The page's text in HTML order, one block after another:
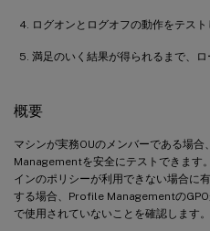
ログオンとログオフの動作をテスト
満足のいく結果が得られるまで、ロ
概要
マシンが実務OUのメンバーである場
Managementを安全にテストできます
インのポリシーが利用できない場合に
する場合、Profile ManagementのGPO
で使用されていないことを確認します。